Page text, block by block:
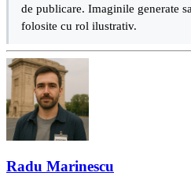
de publicare. Imaginile generate
folosite cu rol ilustrativ.
Radu Marinescu